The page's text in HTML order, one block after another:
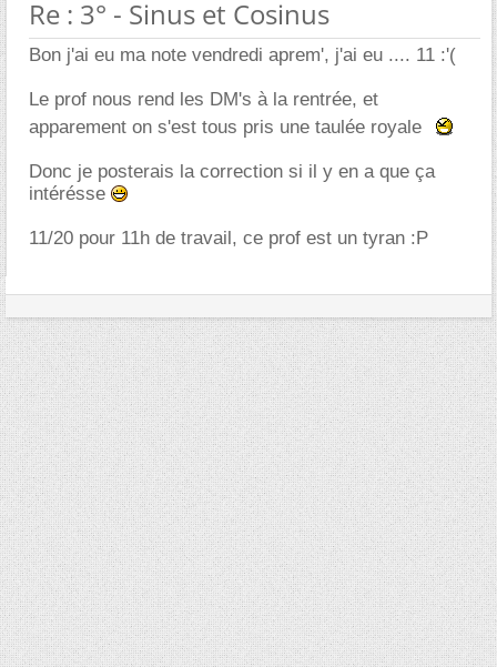
Re : 3° - Sinus et Cosinus
Bon j'ai eu ma note vendredi aprem', j'ai eu .... 11 :'(
Le prof nous rend les DM's à la rentrée, et
apparement on s'est tous pris une taulée royale
Donc je posterais la correction si il y en a que ça
intérésse
11/20 pour 11h de travail, ce prof est un tyran :P